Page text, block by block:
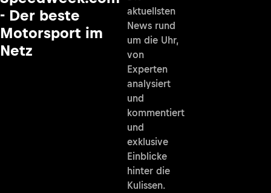
- Der beste
Motorsport im
Netz
aktuellsten
News rund
um die Uhr,
von
Experten
analysiert
und
kommentiert
und
exklusive
Einblicke
hinter die
Kulissen.